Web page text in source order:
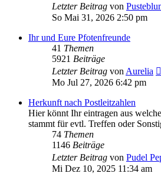
Letzter Beitrag von
So Mai 31, 2026 2:50 pm
Ihr und Eure Pfotenfreunde
41 Themen
5921 Beiträge
Letzter Beitrag vonAurelia
Mo Jul 27, 2026 6:42 pm
Herkunft nach Postleitzahlen
Hier könnt Ihr eintragen aus
stammt für evtl. Treffen oder
74 Themen
1146 Beiträge
Letzter Beitrag von Pudel
Mi Dez 10, 2025 11:34 am